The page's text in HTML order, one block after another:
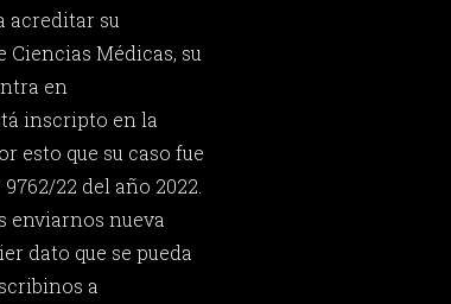
acreditar su
Médicas, su
en
inscripto en la
esto que su caso fue
22 del año 2022.
enviarnos nueva
dato que se pueda
a